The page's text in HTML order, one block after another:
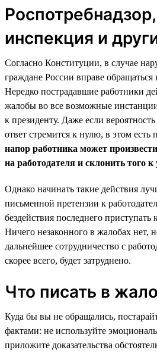
инспекция и
Согласно Конституции, в случае
граждане России вправе
Нередко пострадавшие работники
жалобы во все возможные
к президенту. Даже если
ответ стремится к нулю, в этом
напор работника может
на работодателя и склонить того
Однако начинать такие действия
письменной претензии к
бездействия последнего
Ничего незаконного в жалобах нет,
дальнейшее сотрудничество с
скорее всего, будет затруднено.
Что писать в
Куда бы вы не обращались,
фактами: не используйте
приложите доказательства